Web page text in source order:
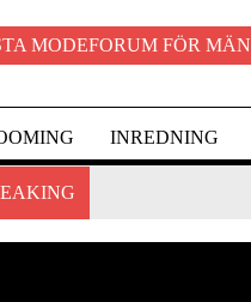
MODEFORUM FÖR MÄN
INREDNING